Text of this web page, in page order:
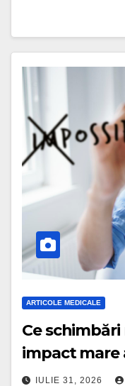
ARTICOLE MEDICALE
Ce
impact mare
IULIE 31, 2026